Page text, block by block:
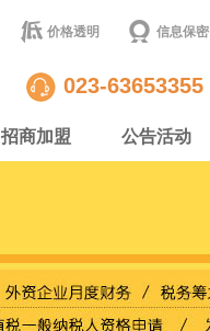
价格透明 信息保密
023-63653355
招商加盟 公告活动